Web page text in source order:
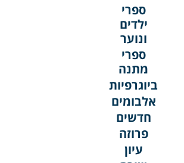
פרוזה
עיון
ביוגרפיות
ספרי
ילדים
ונוער
ספרי
מתנה
אלבומים
חדשים